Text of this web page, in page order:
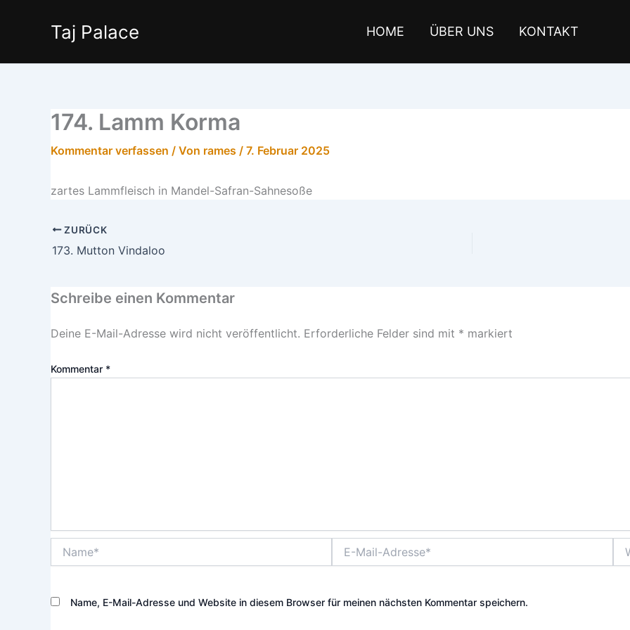
Taj Palace HOME ÜBER UNS KONTAKT
174. Lamm Korma
Kommentar verfassen / Von rames / 7. Februar 2025
zartes Lammfleisch in Mandel-Safran-Sahnesoße
ZURÜCK
173. Mutton Vindaloo
Schreibe einen Kommentar
Deine E-Mail-Adresse wird nicht veröffentlicht. Erforderliche Felder sind mit * markiert
Kommentar *
Mail-
Name, E-Mail-Adresse und Website in diesem Browser für meinen nächsten Kommentar speichern.